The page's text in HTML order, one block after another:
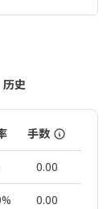
历史
手数
0.00
0.00